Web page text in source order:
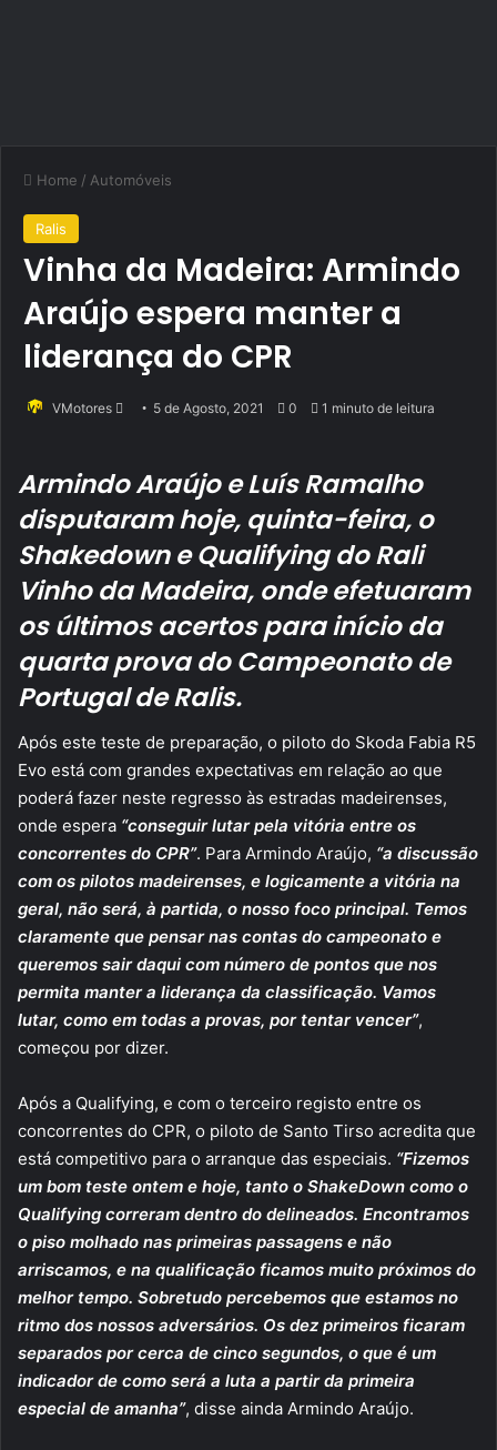
Home / Automóveis
Ralis
Vinha da Madeira: Armindo
Araújo espera manter a
liderança do CPR
VMotores
Send 5 de Agosto, 2021 0 1 minuto de leitura
Armindo Araújo e Luís Ramalho
disputaram hoje, quinta-feira, o
Shakedown e Qualifying do Rali
Vinho da Madeira, onde efetuaram
os últimos acertos para início da
quarta prova do Campeonato de
Portugal de Ralis.
Após este teste de preparação, o piloto do Skoda Fabia R5
Evo está com grandes expectativas em relação ao que
poderá fazer neste regresso às estradas madeirenses,
onde espera “conseguir lutar pela vitória entre os
concorrentes do CPR”. Para Armindo Araújo, “a discussão
com os pilotos madeirenses, e logicamente a vitória na
geral, não será, à partida, o nosso foco principal. Temos
claramente que pensar nas contas do campeonato e
queremos sair daqui com número de pontos que nos
permita manter a liderança da classificação. Vamos
lutar, como em todas a provas, por tentar vencer”,
começou por dizer.
Após a Qualifying, e com o terceiro registo entre os
concorrentes do CPR, o piloto de Santo Tirso acredita que
está competitivo para o arranque das especiais. “Fizemos
um bom teste ontem e hoje, tanto o ShakeDown como o
Qualifying correram dentro do delineados. Encontramos
o piso molhado nas primeiras passagens e não
arriscamos, e na qualificação ficamos muito próximos do
melhor tempo. Sobretudo percebemos que estamos no
ritmo dos nossos adversários. Os dez primeiros ficaram
separados por cerca de cinco segundos, o que é um
indicador de como será a luta a partir da primeira
especial de amanha”, disse ainda Armindo Araújo.